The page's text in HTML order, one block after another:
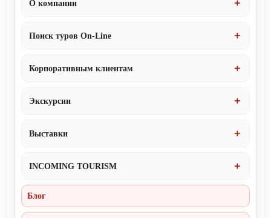
О компании
Поиск туров On-Line
Корпоративным клиентам
Экскурсии
Выставки
INCOMING TOURISM
Блог